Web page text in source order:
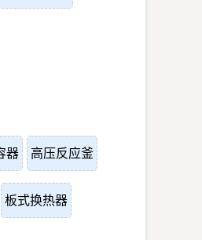
器 高压反应釜
板式换热器